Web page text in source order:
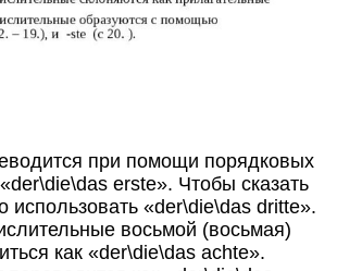
при помощи порядковых
erste». Чтобы сказать
использовать «der\die\das dritte».
восьмой (восьмая)
как «der\die\das achte».